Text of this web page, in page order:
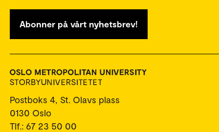
Abonner på vårt nyhetsbrev!
Postboks 4, St. Olavs plass
0130 Oslo
Tlf.: 67 23 50 00